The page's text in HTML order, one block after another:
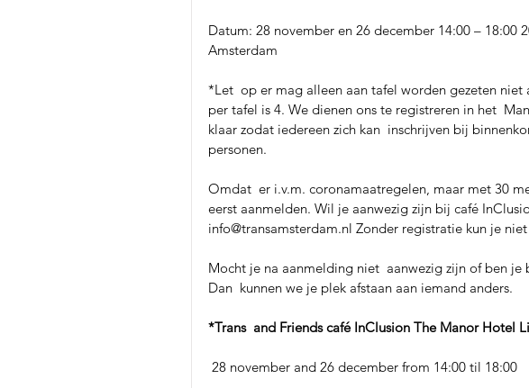
Datum: 28 november en 26 december 14:00 – 18:00
Amsterdam
*Let  op er mag alleen aan tafel worden gezeten
per tafel is 4. We dienen ons te registreren in het
klaar zodat iedereen zich kan  inschrijven bij
personen.
Omdat  er i.v.m. coronamaatregelen, maar met 30
eerst aanmelden. Wil je aanwezig zijn bij café
info@transamsterdam.nl Zonder registratie kun je
Mocht je na aanmelding niet  aanwezig zijn of ben je
Dan  kunnen we je plek afstaan aan iemand anders.
*Trans  and Friends café InClusion The Manor Hotel
28 november and 26 december from 14:00 til 18:00